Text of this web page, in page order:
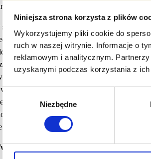
Niniejsza strona korzysta z plików
Wykorzystujemy pliki cookie do
ruch w naszej witrynie. Informacje o
reklamowym i analitycznym.
uzyskanymi podczas korzystania z ich
Wybór
zgody
Niezbędne
rezultaty.
prosić o pomoc i szukać mentora, który
podobną drogę, mogą być nieocenione.
się. Często to właśnie po takich
i cierpliwości. Sukces nie przychodzi z
i rozwijać naszą działalność. Wreszcie,
Wzajemne wsparcie i wymiana
swoje marzenia o prowadzeniu własnego
celu, nawet w obliczu trudności, to klucze do
przynieść wspaniałe efekty w świecie
plany rozwoju biznesu w przyszłości?